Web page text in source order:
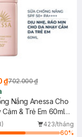
₫702.000 ₫
Nắng Anessa Cho
Cảm & Trẻ Em 60ml
423/tháng
60%